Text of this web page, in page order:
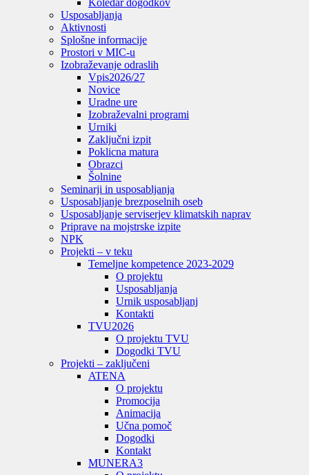
Koledar dogodkov
Usposabljanja
Aktivnosti
Splošne informacije
Prostori v MIC-u
Izobraževanje odraslih
Vpis2026/27
Novice
Uradne ure
Izobraževalni programi
Urniki
Zaključni izpit
Poklicna matura
Obrazci
Šolnine
Seminarji in usposabljanja
Usposabljanje brezposelnih oseb
Usposabljanje serviserjev klimatskih naprav
Priprave na mojstrske izpite
NPK
Projekti – v teku
Temeljne kompetence 2023-2029
O projektu
Usposabljanja
Urnik usposabljanj
Kontakti
TVU2026
O projektu TVU
Dogodki TVU
Projekti – zaključeni
ATENA
O projektu
Promocija
Animacija
Učna pomoč
Dogodki
Kontakt
MUNERA3